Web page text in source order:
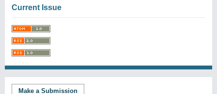
Current Issue
Make a Submission